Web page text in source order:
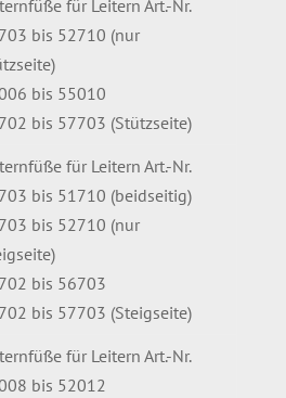
für Leitern Art.-Nr.
bis 52710 (nur
bis 55010
bis 57703 (Stützseite)
für Leitern Art.-Nr.
bis 51710 (beidseitig)
bis 52710 (nur
bis 56703
bis 57703 (Steigseite)
für Leitern Art.-Nr.
bis 52012